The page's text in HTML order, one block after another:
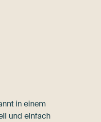
in einem
und einfach